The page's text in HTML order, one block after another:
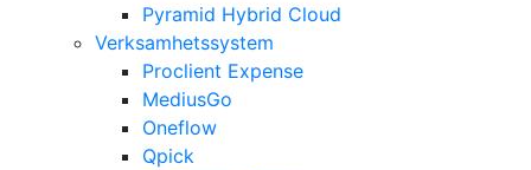
Pyramid Hybrid Cloud
Verksamhetssystem
Proclient Expense
MediusGo
Oneflow
Qpick